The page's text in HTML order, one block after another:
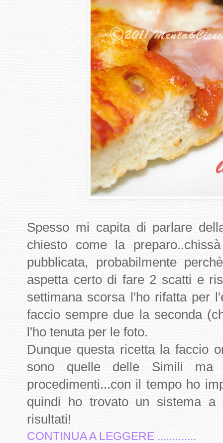
Spesso mi capita di parlare
chiesto come la
pubblicata, probabilmente
aspetta certo di fare 2 scatti e
settimana scorsa l'ho rifatta per
faccio sempre due la seconda
l'ho tenuta per le foto.
Dunque questa ricetta la faccio
sono quelle delle Simili
procedimenti...con il tempo ho
quindi ho trovato un sistema
risultati!
CONTINUA A LEGGERE .............